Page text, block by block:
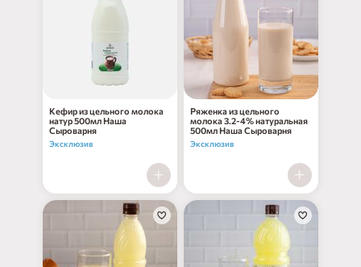
нет в наличии
Кефир из цельного молока
натур 500мл Наша
Сыроварня
Эксклюзив
нет в наличии
Ряженка из цельного
молока 3.2-4% натуральная
500мл Наша Сыроварня
Эксклюзив